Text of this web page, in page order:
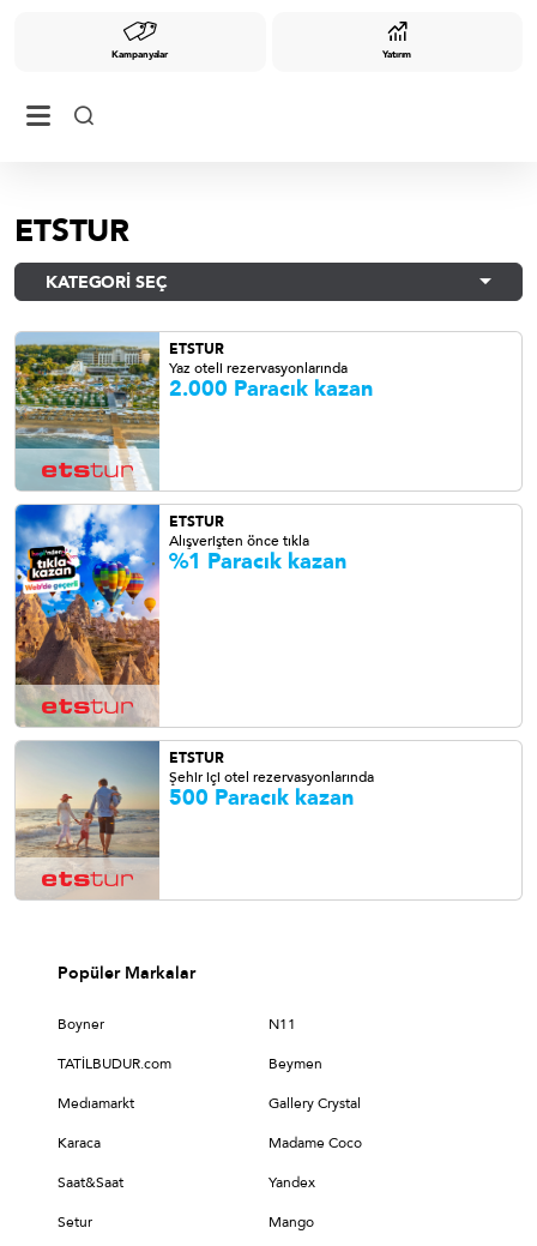
Kampanyalar Yatırım
ETSTUR
KATEGORİ SEÇ
ETSTUR
Yaz oteli rezervasyonlarında
2.000 Paracık kazan
ETSTUR
Alışverişten önce tıkla
%1 Paracık kazan
ETSTUR
Şehir içi otel rezervasyonlarında
500 Paracık kazan
Popüler Markalar
Boyner N11
TATİLBUDUR.com Beymen
Medıamarkt Gallery Crystal
Karaca Madame Coco
Saat&Saat Yandex
Setur Mango